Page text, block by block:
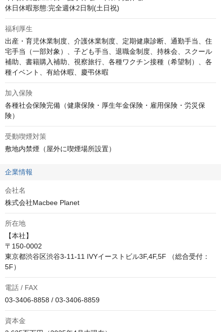
休日休暇形態:完全週休2日制(土日祝)
福利厚生
出産・育児休業制度、介護休業制度、定期健康診断、通勤手当、住
宅手当（一部対象）、子ども手当、退職金制度、持株会、スクール
補助、書籍購入補助、視察旅行、各種ワクチン接種（希望制）、各
種イベント、有給休暇、慶弔休暇
加入保険
各種社会保険完備（健康保険・厚生年金保険・雇用保険・労災保
険）
受動喫煙対策
敷地内禁煙（屋外に喫煙場所設置）
企業情報
会社名
株式会社Macbee Planet
所在地
【本社】
〒150-0002
東京都渋谷区渋谷3-11-11 IVYイーストビル3F,4F,5F （総合受付：
5F）
電話 / FAX
03-3406-8858 / 03-3406-8859
資本金